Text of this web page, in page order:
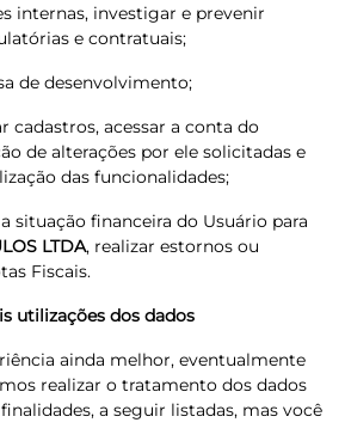
internas, investigar e prevenir
e contratuais;
de desenvolvimento;
cadastros, acessar a conta do
de alterações por ele solicitadas e
das funcionalidades;
situação financeira do Usuário para
LTDA, realizar estornos ou
Fiscais.
utilizações dos dados
ainda melhor, eventualmente
realizar o tratamento dos dados
a seguir listadas, mas você